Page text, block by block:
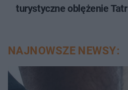
turystyczne oblężenie Tatr
NAJNOWSZE NEWSY: